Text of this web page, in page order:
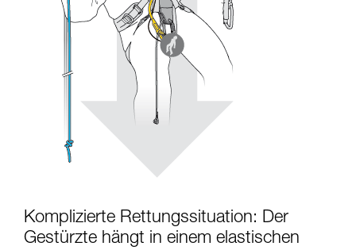
Komplizierte Rettungssituation: Der
Gestürzte hängt in einem elastischen